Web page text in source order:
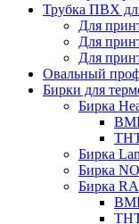
Трубка ПВХ
Для
Для
Для
Овальный
Бирки для
Бирка
Бирка
Бирка
Бирка